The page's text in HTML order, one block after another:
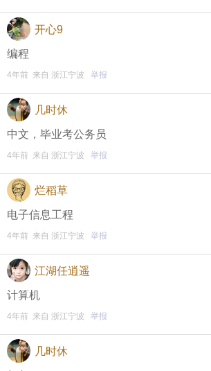
开心9
编程
4年前 来自 浙江宁波 举报
几时休
中文，毕业考公务员
4年前 来自 浙江宁波 举报
烂稻草
电子信息工程
4年前 来自 浙江宁波 举报
江湖任逍遥
计算机
4年前 来自 浙江宁波 举报
几时休